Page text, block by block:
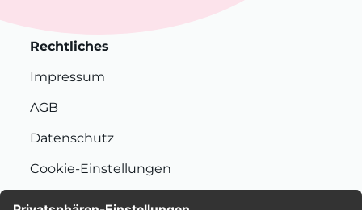
Rechtliches
Impressum
AGB
Datenschutz
Cookie-Einstellungen